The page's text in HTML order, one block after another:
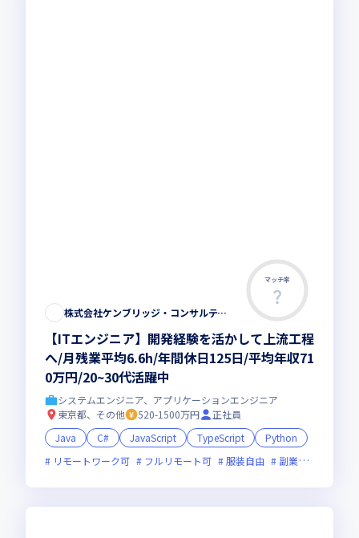
マッチ率
株式会社ケンブリッジ・コンサルティング
【ITエンジニア】開発経験を活かして上流工程
へ/月残業平均6.6h/年間休日125日/平均年収71
0万円/20~30代活躍中
システムエンジニア、アプリケーションエンジニア
東京都、その他
520-1500万円
正社員
Java
C# JavaScript TypeScript
Python
リモートワーク可
フルリモート可 服装自由 副業可